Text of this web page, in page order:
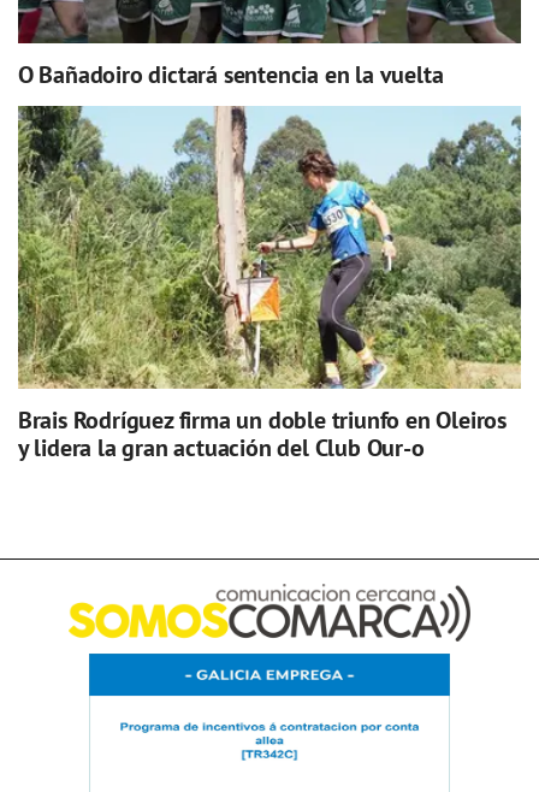
O Bañadoiro dictará sentencia en la vuelta
Brais Rodríguez firma un doble triunfo en Oleiros
y lidera la gran actuación del Club Our-o